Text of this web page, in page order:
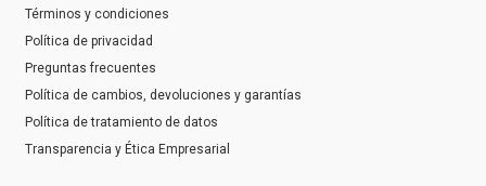
Términos y condiciones
Política de privacidad
Preguntas frecuentes
Política de cambios, devoluciones y garantías
Política de tratamiento de datos
Transparencia y Ética Empresarial